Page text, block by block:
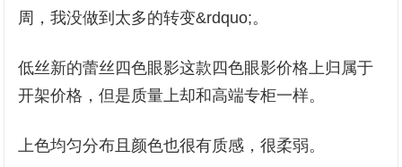
周，我没做到太多的转变&rdquo;。
低丝新的蕾丝四色眼影这款四色眼影价格上归属于
开架价格，但是质量上却和高端专柜一样。
上色均匀分布且颜色也很有质感，很柔弱。